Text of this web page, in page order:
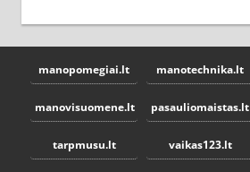
manopomegiai.lt manotechnika.lt
manovisuomene.lt pasauliomaistas.lt
tarpmusu.lt vaikas123.lt